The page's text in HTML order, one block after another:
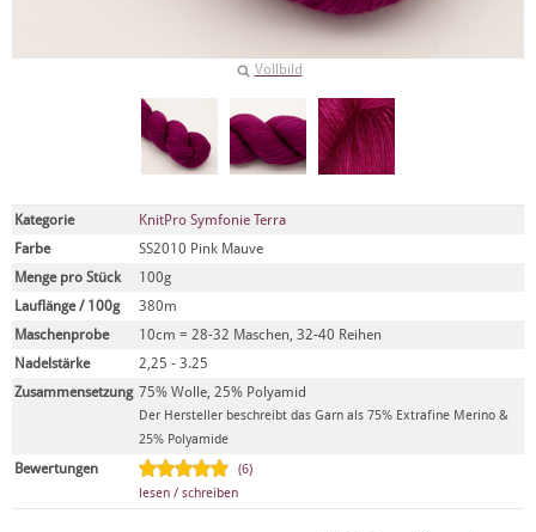
Vollbild
Kategorie
KnitPro Symfonie Terra
Farbe
SS2010 Pink Mauve
Menge pro Stück
100g
Lauflänge / 100g
380m
Maschenprobe
10cm = 28-32 Maschen, 32-40 Reihen
Nadelstärke
2,25 - 3.25
Zusammensetzung 75% Wolle, 25% Polyamid
Der Hersteller beschreibt das Garn als 75% Extrafine Merino &
25% Polyamide
Bewertungen
(6)
lesen / schreiben